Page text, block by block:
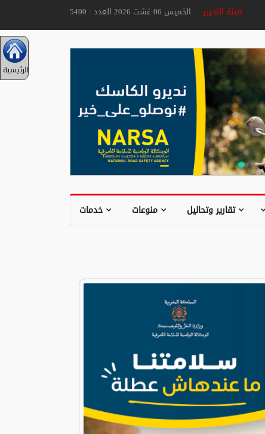
هيئة التحريرالخميس 06 غشت 2026 العدد : 5490
تقارير وتحاليل منوعات خدمات
الرئيسية